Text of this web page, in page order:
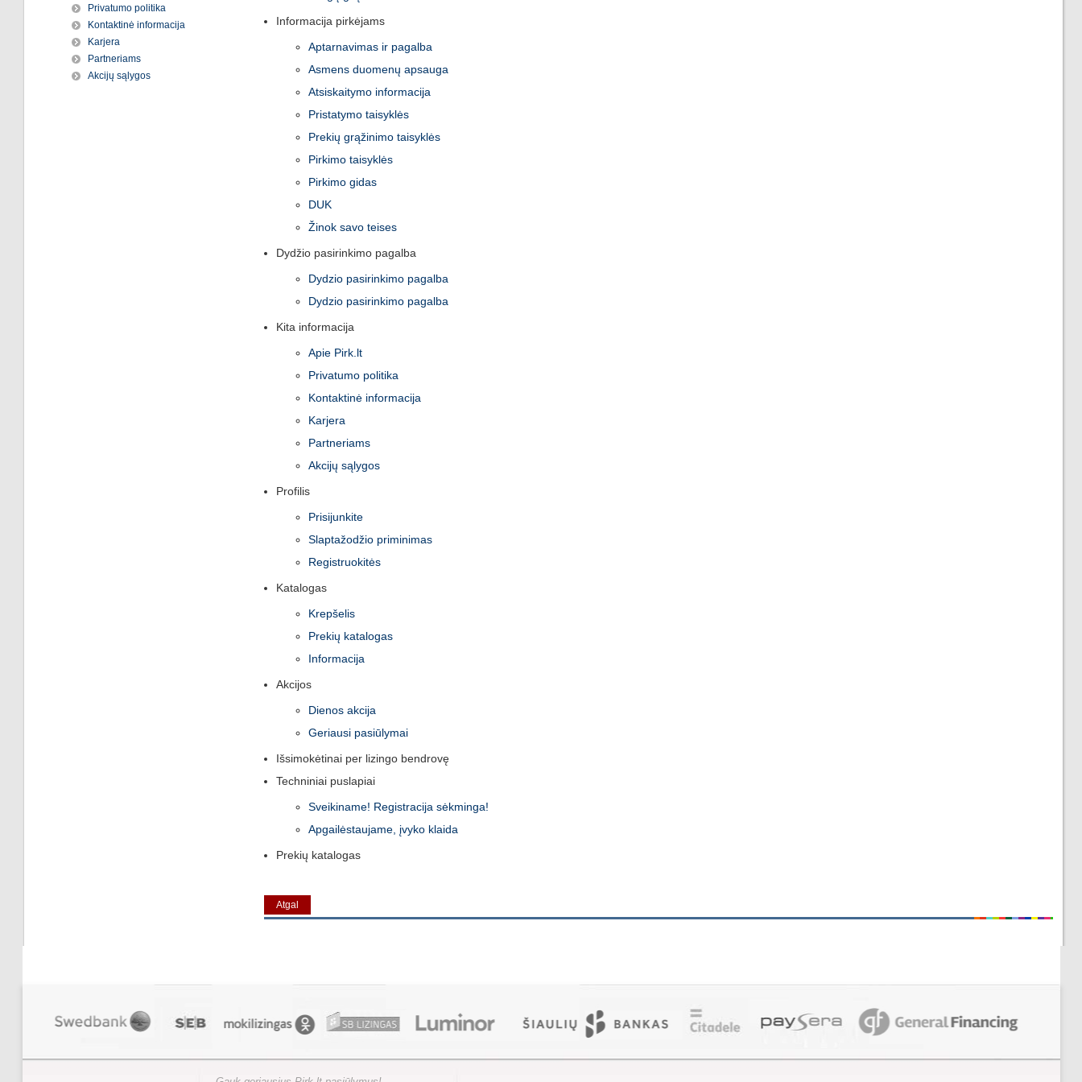
Privatumo politika
Kontaktinė informacija
Karjera
Partneriams
Akcijų sąlygos
Informacija pirkėjams
Aptarnavimas ir pagalba
Asmens duomenų apsauga
Atsiskaitymo informacija
Pristatymo taisyklės
Prekių grąžinimo taisyklės
Pirkimo taisyklės
Pirkimo gidas
DUK
Žinok savo teises
Dydžio pasirinkimo pagalba
Dydzio pasirinkimo pagalba
Dydzio pasirinkimo pagalba
Kita informacija
Apie Pirk.lt
Privatumo politika
Kontaktinė informacija
Karjera
Partneriams
Akcijų sąlygos
Profilis
Prisijunkite
Slaptažodžio priminimas
Registruokitės
Katalogas
Krepšelis
Prekių katalogas
Informacija
Akcijos
Dienos akcija
Geriausi pasiūlymai
Išsimokėtinai per lizingo bendrovę
Techniniai puslapiai
Sveikiname! Registracija sėkminga!
Apgailėstaujame, įvyko klaida
Prekių katalogas
Atgal